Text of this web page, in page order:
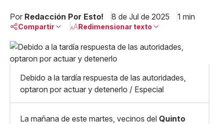
Por Redacción Por Esto! 8 de Jul de 2025 1 min
Compartir
Linkedin
Facebook
X
Copiar enlace
Redimensionar texto
Pequeño
Mediano
Grande
Debido a la tardía respuesta de las autoridades,
optaron por actuar y detenerlo / Especial
La mañana de este martes, vecinos del Quinto